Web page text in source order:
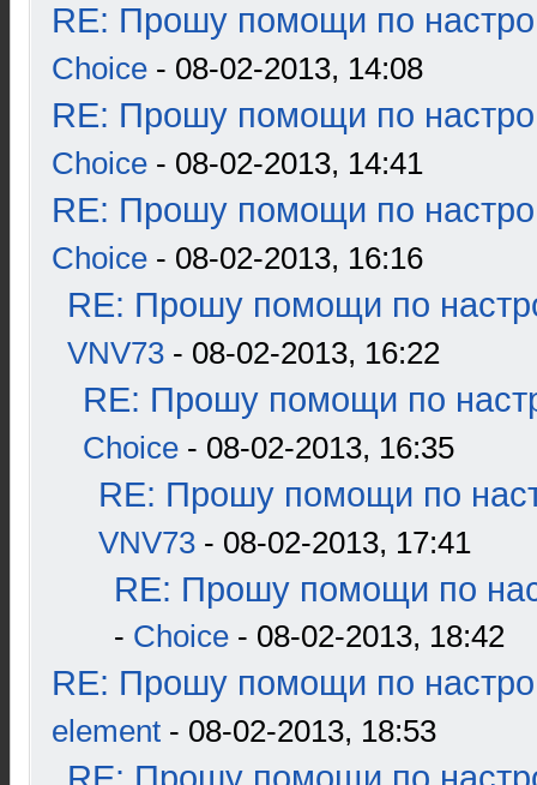
RE: Прошу помощи по
Choice - 08-02-2013, 14:08
RE: Прошу помощи по
Choice - 08-02-2013, 14:41
RE: Прошу помощи по
Choice - 08-02-2013, 16:16
RE: Прошу помощи по
VNV73 - 08-02-2013, 16:22
RE: Прошу помощи по
Choice - 08-02-2013, 16:35
RE: Прошу помощи по
VNV73 - 08-02-2013, 17:41
RE: Прошу помощи по
- Choice - 08-02-2013, 18:42
RE: Прошу помощи по
element - 08-02-2013, 18:53